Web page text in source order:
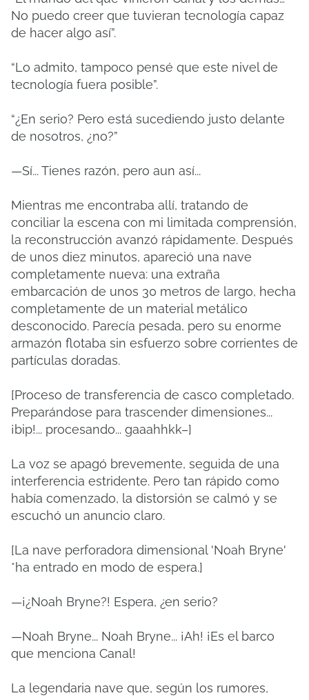
No puedo creer que tuvieran tecnología capaz
de hacer algo así”.
“Lo admito, tampoco pensé que este nivel de
tecnología fuera posible”.
“¿En serio? Pero está sucediendo justo delante
de nosotros, ¿no?”
—Sí... Tienes razón, pero aun así...
Mientras me encontraba allí, tratando de
conciliar la escena con mi limitada comprensión,
la reconstrucción avanzó rápidamente. Después
de unos diez minutos, apareció una nave
completamente nueva: una extraña
embarcación de unos 30 metros de largo, hecha
completamente de un material metálico
desconocido. Parecía pesada, pero su enorme
armazón flotaba sin esfuerzo sobre corrientes de
partículas doradas.
[Proceso de transferencia de casco completado.
Preparándose para trascender dimensiones...
¡bip!... procesando... gaaahhkk–]
La voz se apagó brevemente, seguida de una
interferencia estridente. Pero tan rápido como
había comenzado, la distorsión se calmó y se
escuchó un anuncio claro.
[La nave perforadora dimensional 'Noah Bryne'
*ha entrado en modo de espera.]
—¡¿Noah Bryne?! Espera, ¿en serio?
—Noah Bryne... Noah Bryne... ¡Ah! ¡Es el barco
que menciona Canal!
La legendaria nave que, según los rumores,